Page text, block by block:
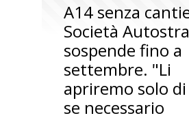
A14 senza
Società
sospende fino a
settembre. "Li
apriremo solo
se necessario